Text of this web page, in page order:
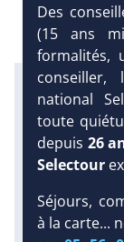
Infos météo :
29 °C
Infos plages :
Dist.
Distance:
Équipement :
Des
(15 ans
formalités,
conseiller,
national
toute
depuis 26
Selectour
Séjours,
à la carte...